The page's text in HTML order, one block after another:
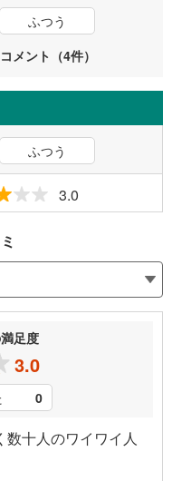
ふつう
コメント（4件）
ふつう
3.0
足度
3.0
0
数十人のワイワイ人